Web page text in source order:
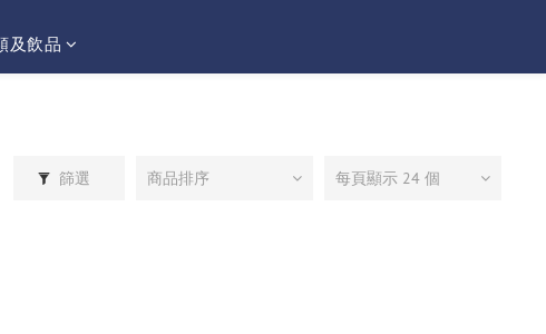
及飲品
篩選 商品排序 每頁顯示 24 個